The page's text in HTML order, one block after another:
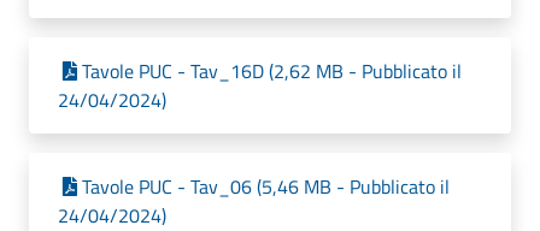
Tavole PUC - Tav_16D (2,62 MB - Pubblicato il
24/04/2024)
Tavole PUC - Tav_06 (5,46 MB - Pubblicato il
24/04/2024)